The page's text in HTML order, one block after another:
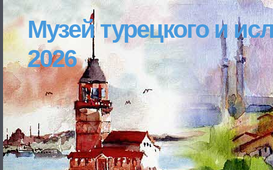
Музей турецкого и
2026